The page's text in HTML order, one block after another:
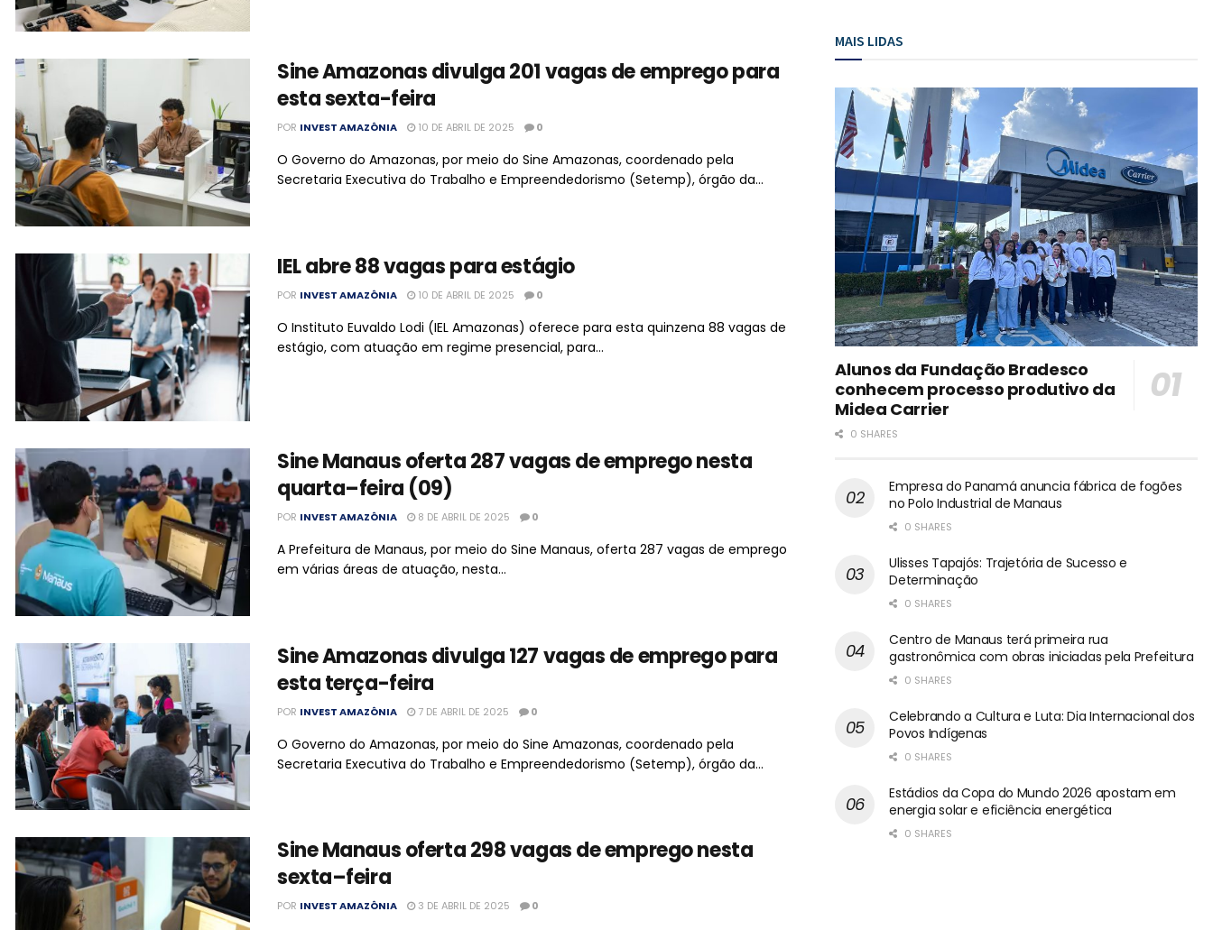
Sine Amazonas divulga 201 vagas de emprego para
esta sexta-feira
POR INVEST AMAZÔNIA 10 DE ABRIL DE 2025 0
O Governo do Amazonas, por meio do Sine Amazonas, coordenado pela
Secretaria Executiva do Trabalho e Empreendedorismo (Setemp), órgão da...
IEL abre 88 vagas para estágio
POR INVEST AMAZÔNIA 10 DE ABRIL DE 2025 0
O Instituto Euvaldo Lodi (IEL Amazonas) oferece para esta quinzena 88 vagas de
estágio, com atuação em regime presencial, para...
Sine Manaus oferta 287 vagas de emprego nesta
quarta–feira (09)
POR INVEST AMAZÔNIA 8 DE ABRIL DE 2025 0
A Prefeitura de Manaus, por meio do Sine Manaus, oferta 287 vagas de emprego
em várias áreas de atuação, nesta...
Sine Amazonas divulga 127 vagas de emprego para
esta terça-feira
POR INVEST AMAZÔNIA 7 DE ABRIL DE 2025 0
O Governo do Amazonas, por meio do Sine Amazonas, coordenado pela
Secretaria Executiva do Trabalho e Empreendedorismo (Setemp), órgão da...
Sine Manaus oferta 298 vagas de emprego nesta
sexta–feira
POR INVEST AMAZÔNIA 3 DE ABRIL DE 2025 0
MAIS LIDAS
Alunos da Fundação Bradesco
conhecem processo produtivo da
Midea Carrier
0 SHARES
Empresa do Panamá anuncia fábrica de fogões
no Polo Industrial de Manaus
0 SHARES
Ulisses Tapajós: Trajetória de Sucesso e
Determinação
0 SHARES
Centro de Manaus terá primeira rua
gastronômica com obras iniciadas pela Prefeitura
0 SHARES
Celebrando a Cultura e Luta: Dia Internacional dos
Povos Indígenas
0 SHARES
Estádios da Copa do Mundo 2026 apostam em
energia solar e eficiência energética
0 SHARES